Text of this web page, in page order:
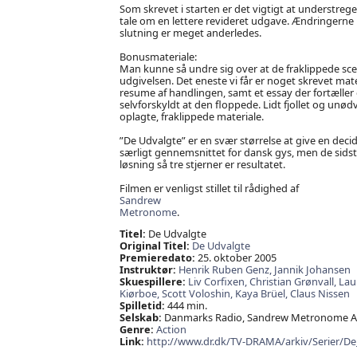
Som skrevet i starten er det vigtigt at
tale om en lettere revideret udgave.
slutning er meget anderledes.
Bonusmateriale:
Man kunne så undre sig over at de fraklippede
udgivelsen. Det eneste vi får er noget skrevet
resume af handlingen, samt et essay der
selvforskyldt at den floppede. Lidt fjollet og
oplagte, fraklippede materiale.
”De Udvalgte” er en svær størrelse at give en
særligt gennemsnittet for dansk gys, men de
løsning så tre stjerner er resultatet.
Filmen er venligst stillet til rådighed af
Sandrew
Metronome.
Titel: De Udvalgte
Original Titel: De Udvalgte
Premieredato: 25. oktober 2005
Instruktør: Henrik Ruben Genz, Jannik Johansen
Skuespillere: Liv Corfixen,Christian Grønvall,
Kiørboe,Scott Voloshin, Kaya Brüel,Claus Nissen
Spilletid: 444 min.
Selskab: Danmarks Radio, Sandrew Metronome
Genre: Action
Link: http://www.dr.dk/TV-DRAMA/arkiv/Serier/